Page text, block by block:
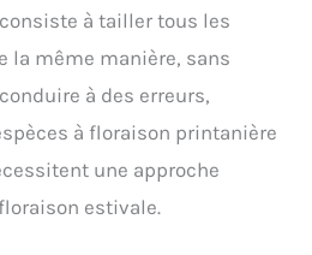
à tailler tous les
la même manière, sans
à des erreurs,
à floraison printanière
une approche
estivale.